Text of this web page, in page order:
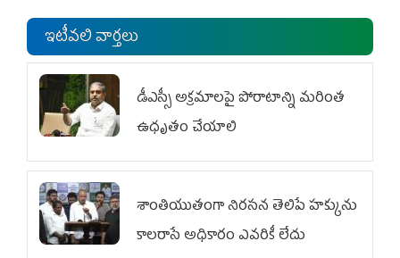
ఇటీవలి వార్తలు
డీఎస్సీ అక్రమాలపై పోరాటాన్ని మరింత
ఉధృతం చేయాలి
శాంతియుతంగా నిరసన తెలిపే హక్కును
కాలరాసే అధికారం ఎవరికీ లేదు